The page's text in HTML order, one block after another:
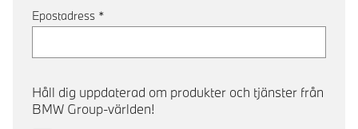
Epostadress *
Håll dig uppdaterad om produkter och tjänster från
BMW Group-världen!